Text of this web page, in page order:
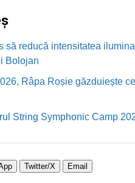
să reducă intensitatea
Bolojan
Râpa Roșie găzduiește
String Symphonic Camp
Twitter/X Email